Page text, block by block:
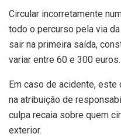
Circular incorretamente
todo o percurso pela via
sair na primeira saída,
variar entre 60 e 300 euros.
Em caso de acidente,
na atribuição de
culpa recaia sobre quem
exterior.